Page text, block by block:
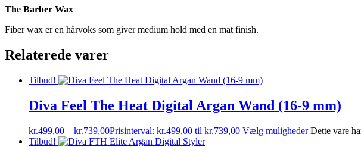
The Barber Wax
Fiber wax er en hårvoks som giver medium hold med en mat finish.
Relaterede varer
Tilbud!
Diva Feel The Heat Digital Argan Wand (16-9 mm)
kr.499,00 – kr.739,00Prisinterval: kr.499,00 til kr.739,00 Vælg muligheder Dette vare
Tilbud!